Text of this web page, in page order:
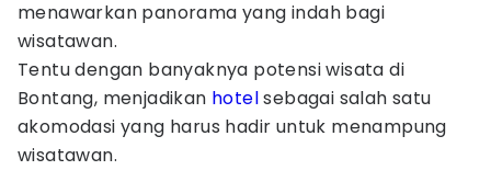
menawarkan panorama yang indah bagi
wisatawan.
Tentu dengan banyaknya potensi wisata di
Bontang, menjadikan hotelsebagai salah satu
akomodasi yang harus hadir untuk menampung
wisatawan.